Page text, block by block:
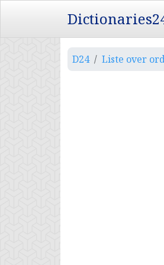
D24 Liste over